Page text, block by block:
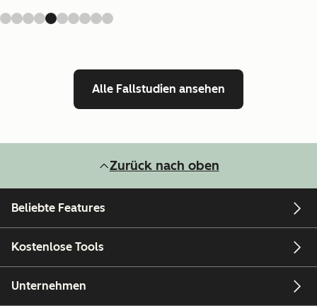
Alle Fallstudien ansehen
Zurück nach oben
Beliebte Features
Kostenlose Tools
Unternehmen